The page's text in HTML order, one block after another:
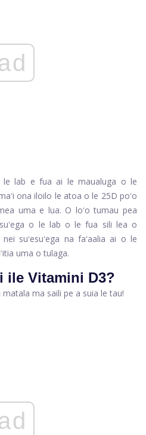
le lab e fua ai le maualuga o le
ona iloilo le atoa o le 25D poʻo
uma e lua. O loʻo tumau pea
o le lab o le fua sili lea o
suʻesuʻega na faʻaalia ai o le
uma o tulaga.
ile Vitamini D3?
ma saili pe a suia le tau!